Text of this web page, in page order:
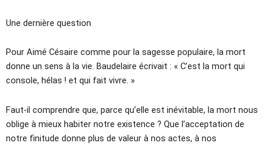
Une dernière question
Pour Aimé Césaire comme pour la sagesse populaire, la mort
donne un sens à la vie. Baudelaire écrivait : « C’est la mort qui
console, hélas ! et qui fait vivre. »
Faut-il comprendre que, parce qu’elle est inévitable, la mort nous
oblige à mieux habiter notre existence ? Que l’acceptation de
notre finitude donne plus de valeur à nos actes, à nos